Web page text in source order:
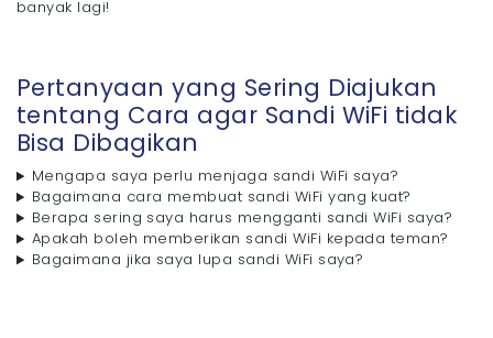
banyak lagi!
Pertanyaan yang Sering Diajukan
tentang Cara agar Sandi WiFi tidak
Bisa Dibagikan
Mengapa saya perlu menjaga sandi WiFi saya?
Bagaimana cara membuat sandi WiFi yang kuat?
Berapa sering saya harus mengganti sandi WiFi saya?
Apakah boleh memberikan sandi WiFi kepada teman?
Bagaimana jika saya lupa sandi WiFi saya?